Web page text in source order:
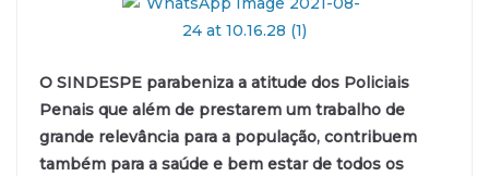
O SINDESPE parabeniza a atitude dos Policiais
Penais que além de prestarem um trabalho de
grande relevância para a população, contribuem
também para a saúde e bem estar de todos os